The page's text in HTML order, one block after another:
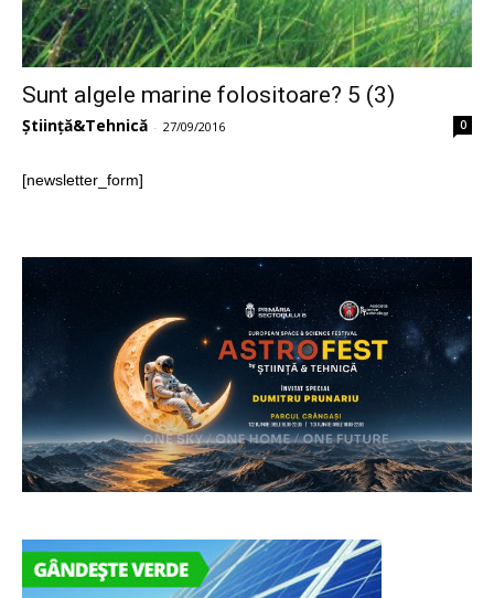
Sunt algele marine folositoare? 5 (3)
Știință&Tehnică - 27/09/2016 0
[newsletter_form]